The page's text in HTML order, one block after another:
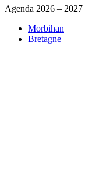
Agenda 2026 – 2027
Morbihan
Bretagne